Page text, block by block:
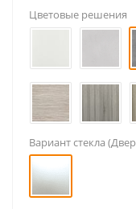
Цветовые решения
Вариант стекла